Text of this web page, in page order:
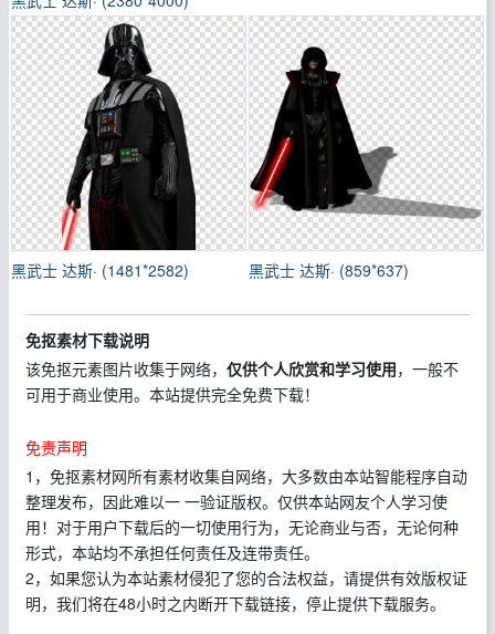
黑武士 达斯· (1481*2582) 黑武士 达斯· (859*637)
免抠素材下载说明
该免抠元素图片收集于网络，仅供个人欣赏和学习使用，一般不
可用于商业使用。本站提供完全免费下载！
免责声明
1，免抠素材网所有素材收集自网络，大多数由本站智能程序自动
整理发布，因此难以一 一验证版权。仅供本站网友个人学习使
用！对于用户下载后的一切使用行为，无论商业与否，无论何种
形式，本站均不承担任何责任及连带责任。
2，如果您认为本站素材侵犯了您的合法权益，请提供有效版权证
明，我们将在48小时之内断开下载链接，停止提供下载服务。